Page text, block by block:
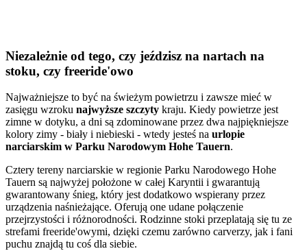
Niezależnie od tego, czy jeździsz na nartach na
stoku, czy freeride'owo
Najważniejsze to być na świeżym powietrzu i zawsze mieć w
zasięgu wzroku najwyższe szczyty kraju. Kiedy powietrze jest
zimne w dotyku, a dni są zdominowane przez dwa najpiękniejsze
kolory zimy - biały i niebieski - wtedy jesteś na urlopie
narciarskim w Parku Narodowym Hohe Tauern.
Cztery tereny narciarskie w regionie Parku Narodowego Hohe
Tauern są najwyżej położone w całej Karyntii i gwarantują
gwarantowany śnieg, który jest dodatkowo wspierany przez
urządzenia naśnieżające. Oferują one udane połączenie
przejrzystości i różnorodności. Rodzinne stoki przeplatają się tu ze
strefami freeride'owymi, dzięki czemu zarówno carverzy, jak i fani
puchu znajdą tu coś dla siebie.